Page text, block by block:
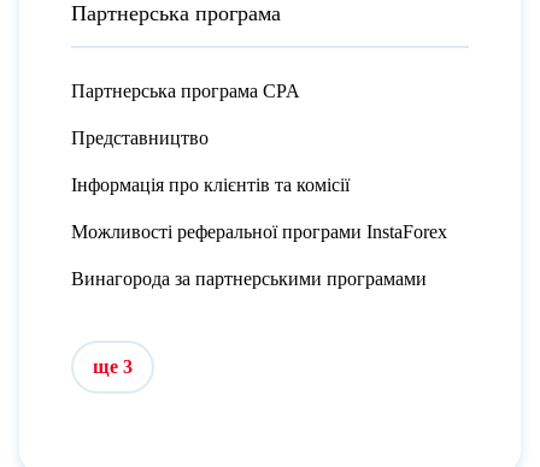
Партнерська програма
Партнерська програма CPA
Представництво
Інформація про клієнтів та комісії
Можливості реферальної програми InstaForex
Винагорода за партнерськими програмами
ще 3